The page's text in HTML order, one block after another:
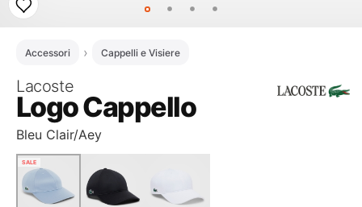
Accessori Cappelli e Visiere
Lacoste
Logo Cappello
Bleu Clair/Aey
SALE